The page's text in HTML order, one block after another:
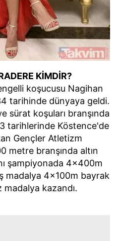
KİMDİR?
koşucusu Nagihan
tarihinde dünyaya geldi.
sürat koşuları branşında
tarihlerinde Köstence'de
Gençler Atletizm
metre branşında altın
şampiyonada 4x400m
madalya 4x100m bayrak
madalya kazandı.